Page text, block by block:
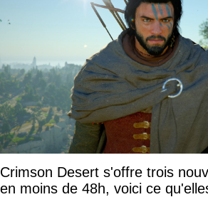
Crimson Desert s'offre trois
en moins de 48h, voici ce